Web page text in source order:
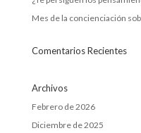
Mes de la concienciación
Comentarios Recientes
Archivos
Febrero de 2026
Diciembre de 2025